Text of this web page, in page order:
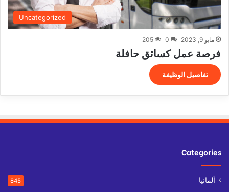
Uncategorized
مايو 9, 2023 0
205
فرصة عمل كسائق حافلة
تفاصيل الوظيفة
Categories
ألمانيا 845